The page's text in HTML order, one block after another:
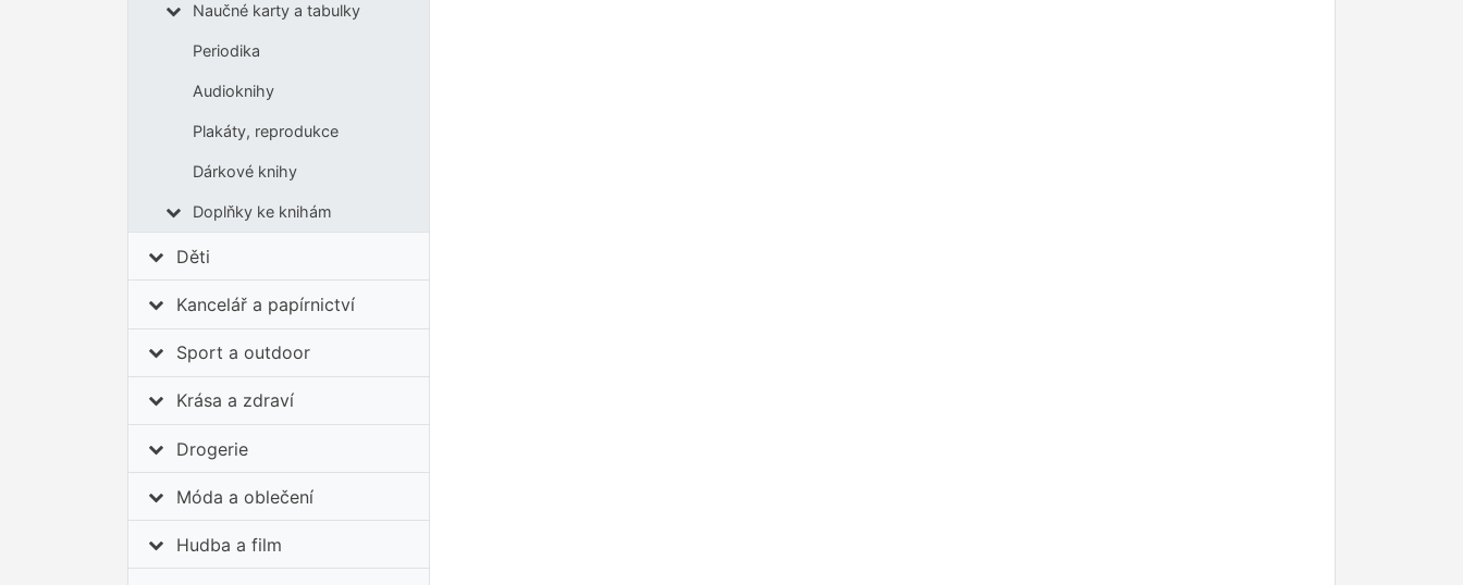
Naučné karty a tabulky
Periodika
Audioknihy
Plakáty, reprodukce
Dárkové knihy
Doplňky ke knihám
Děti
Kancelář a papírnictví
Sport a outdoor
Krása a zdraví
Drogerie
Móda a oblečení
Hudba a film